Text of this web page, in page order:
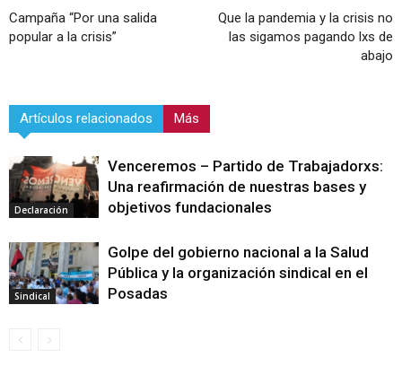
Campaña “Por una salida
popular a la crisis”
Que la pandemia y la crisis no
las sigamos pagando lxs de
abajo
Artículos relacionados Más
Declaración
Venceremos – Partido de Trabajadorxs:
Una reafirmación de nuestras bases y
objetivos fundacionales
Sindical
Golpe del gobierno nacional a la Salud
Pública y la organización sindical en el
Posadas